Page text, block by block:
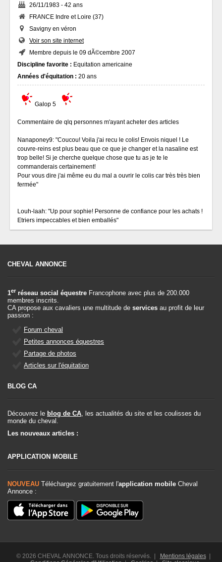
26/11/1983 - 42 ans
FRANCE Indre et Loire (37)
Savigny en véron
Voir son site internet
Membre depuis le 09 dÃ©cembre 2007
Discipline favorite : Equitation americaine
Années d'équitation : 20 ans
Galop 5
Commentaire de qlq personnes m'ayant acheter des articles
Nanaponey9: "Coucou! Voila j'ai recu le colis! Envois niquel ! Le
couvre-reins est plus beau que ce que je changer et la nasaline est
trop belle! Si je cherche quelque chose que tu as je te le
commanderais certainement!
Pour vous dire j'ai même eu du mal a ouvrir le colis car très très bien
fermée"
Louh-laah: "Up pour sophie! Personne de confiance pour les achats !
Etriers impeccables et bien emballés"
CHEVAL ANNONCE
1er réseau social équestre Francophone avec plus de 200.000
membres inscrits.
CA propose aux cavaliers une multitude de services au profit de leur
passion :
Forum cheval
Petites annonces équestres
Partage de photos
Articles sur l'équitation
BLOG CA
Découvrez le blog de CA, les actualités du site et les coulisses du
monde du cheval.
Les nouveaux articles :
APPLICATION MOBILE
NOUVEAU Téléchargez gratuitement l'application mobile Cheval
Annonce :
© 2026 CHEVAL ANNONCE. Tous droits réservés. | Mentions légales|